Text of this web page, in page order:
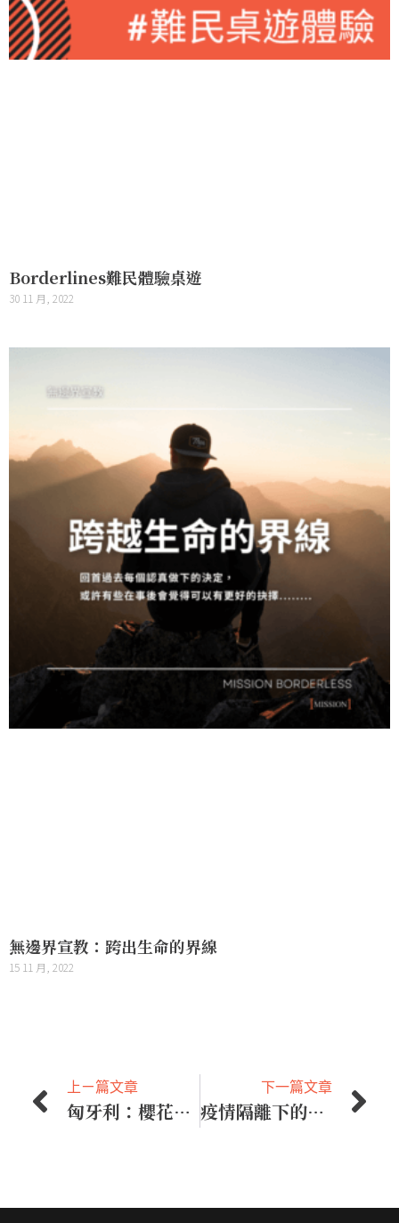
Borderlines難民體驗桌遊
30 11 月, 2022
無邊界宣教：跨出生命的界線
15 11 月, 2022
上ㄧ篇文章
匈牙利：櫻花海的綠蔭下，看見曙光
下一篇文章
疫情隔離下的宣教同理心